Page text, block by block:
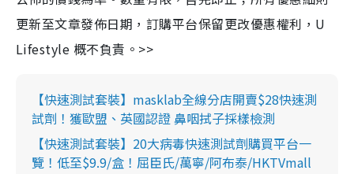
更新至文章發佈日期，訂購平台保留更改優惠權利，U
Lifestyle 概不負責。>>
【快速測試套裝】masklab全線分店開賣$28快速測
試劑！獲歐盟、英國認證 鼻咽拭子採樣檢測
【快速測試套裝】20大病毒快速測試劑購買平台一
覽！低至$9.9/盒！屈臣氏/萬寧/阿布泰/HKTVmall